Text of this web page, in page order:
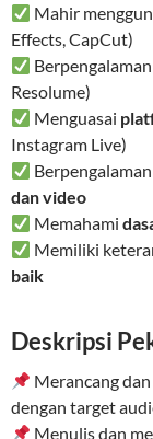
Mahir
Effects, CapCut)
Resolume)
Menguasai
Instagram Live)
dan video
Memahami
Memiliki
baik
Deskripsi
Merancang
dengan target
Menulis dan